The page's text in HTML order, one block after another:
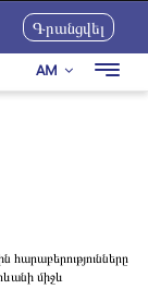
Գրանցվել
AM
միջև